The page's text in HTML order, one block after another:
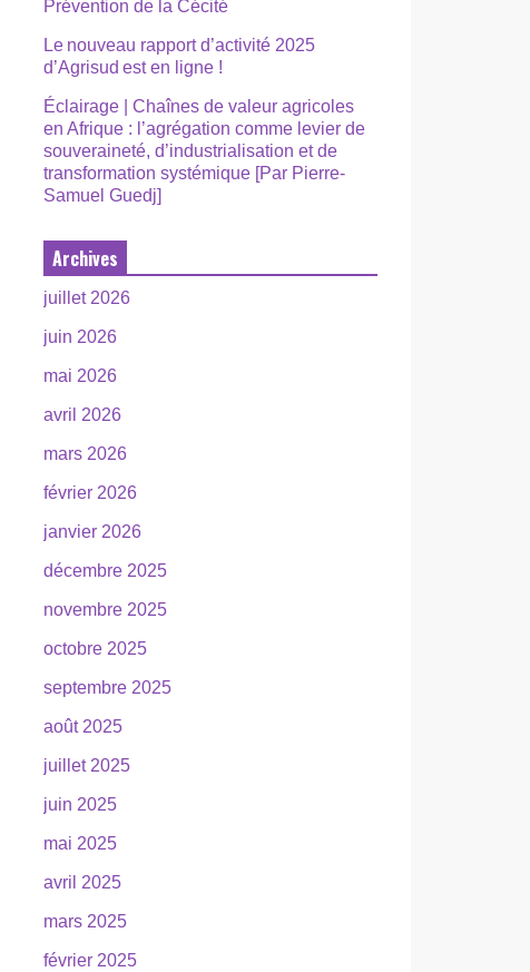
Prévention de la Cécité
Le nouveau rapport d’activité 2025
d’Agrisud est en ligne !
Éclairage | Chaînes de valeur agricoles
en Afrique : l’agrégation comme levier de
souveraineté, d’industrialisation et de
transformation systémique [Par Pierre-
Samuel Guedj]
Archives
juillet 2026
juin 2026
mai 2026
avril 2026
mars 2026
février 2026
janvier 2026
décembre 2025
novembre 2025
octobre 2025
septembre 2025
août 2025
juillet 2025
juin 2025
mai 2025
avril 2025
mars 2025
février 2025